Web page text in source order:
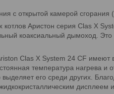
с открытой камерой
котлов Аристон серия Clas X
коаксиальный дымоход.
Clas X System 24 СF имеют
температура нагрева и
его среди других.
дисплеем